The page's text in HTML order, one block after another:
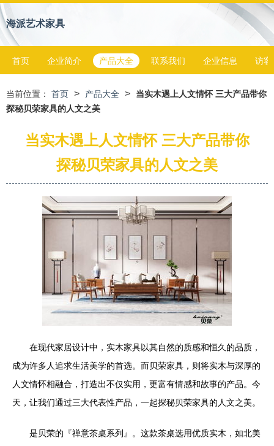
海派艺术家具
首页 企业简介 产品大全 联系我们 企业信息 访客
当前位置： 首页 > 产品大全 >
当实木遇上人文情怀 三大产品带你
探秘贝荣家具的人文之美
当实木遇上人文情怀 三大产品带你
探秘贝荣家具的人文之美
在现代家居设计中，实木家具以其自然的质感和恒久的品质，
成为许多人追求生活美学的首选。而贝荣家具，则将实木与深厚的
人文情怀相融合，打造出不仅实用，更富有情感和故事的产品。今
天，让我们通过三大代表性产品，一起探秘贝荣家具的人文之美。
是贝荣的『禅意茶桌系列』。这款茶桌选用优质实木，如北美